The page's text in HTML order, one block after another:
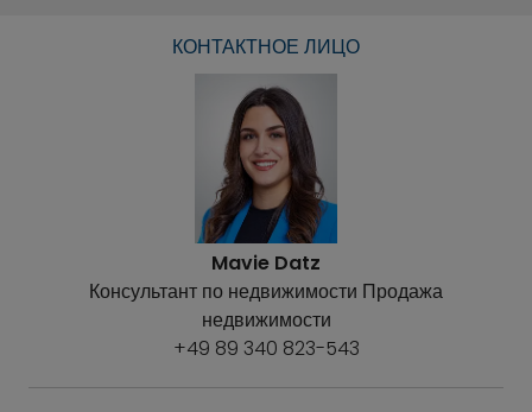
КОНТАКТНОЕ ЛИЦО
Mavie Datz
Консультант по недвижимости Продажа
недвижимости
+49 89 340 823-543